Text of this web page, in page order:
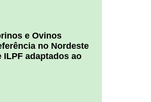
e Ovinos
no Nordeste
ILPF adaptados ao